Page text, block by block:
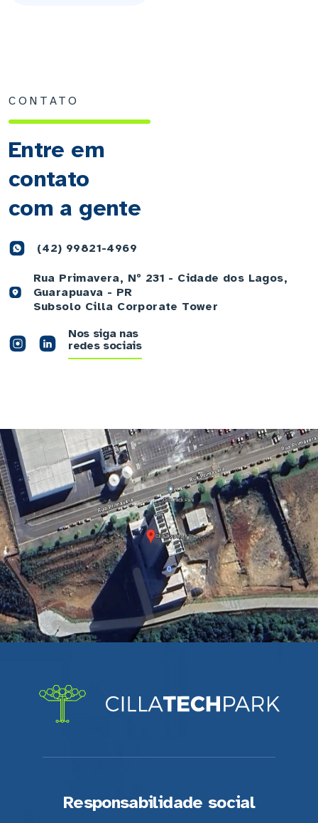
CONTATO
Entre em
contato
com a gente
(42) 99821-4969
Rua Primavera, Nº 231 - Cidade dos Lagos,
Guarapuava - PR
Subsolo Cilla Corporate Tower
Nos siga nas
redes sociais
Responsabilidade social